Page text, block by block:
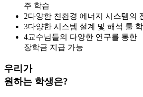
주 학습
2다양한 친환경 에너지 시스템의
3다양한 시스템 설계 및 해석 툴
4교수님들의 다양한 연구를 통한
장학금 지급 가능
우리가
원하는 학생은?